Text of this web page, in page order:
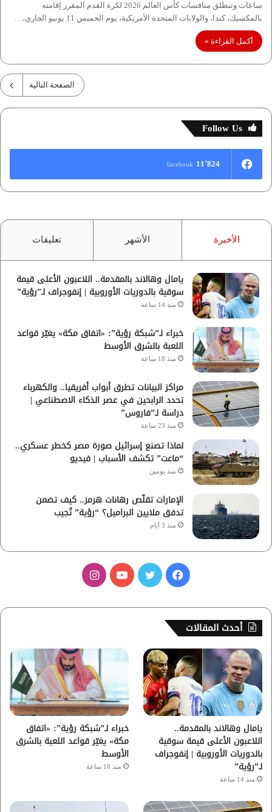
ساعات وتنطلق منافسات كأس العالم 2026 لكرة القدم المقرر إقامته
بالمكسيك، كندا، والولايات المتحدة الأمريكية، يوم الخميس 11 يونيو الجاري،…
أكمل القراءة »
الصفحة التالية
Follow Us
11٬824 facebook
الأخيرة الأشهر تعليقات
يامال وهالاند بالمقدمة.. اللاعبون الأعلى قيمة
سوقية بالدوريات الأوروبية | إنفوجراف لـ”رؤية”
منذ 14 ساعة
خبراء لـ”شبكة رؤية”: «اتفاق مكة» يغيّر قواعد
اللعبة بالشرق الأوسط
منذ 18 ساعة
مراكز البيانات تطرق أبواب أفريقيا.. والكهرباء
تحدد الرابحين في عصر الذكاء الاصطناعي |
دراسة لـ”فاروس”
منذ 23 ساعة
لماذا تصنع إسرائيل صورة مصر كخطر عسكري..
“ماعت” تكشف الأسباب | فيديو
منذ يومين
الإمارات تقلّص رهانات هرمز.. كيف تضمن
تدفق ملايين البراميل؟ “رؤية” تُجيب
منذ 3 أيام
س
ب
و
ك
ي
ب
ت
ق
ر
ا
م
أحدث المقالات
يامال وهالاند بالمقدمة..
اللاعبون الأعلى قيمة سوقية
بالدوريات الأوروبية | إنفوجراف
لـ”رؤية”
منذ 14 ساعة
خبراء لـ”شبكة رؤية”: «اتفاق
مكة» يغيّر قواعد اللعبة بالشرق
الأوسط
منذ 18 ساعة